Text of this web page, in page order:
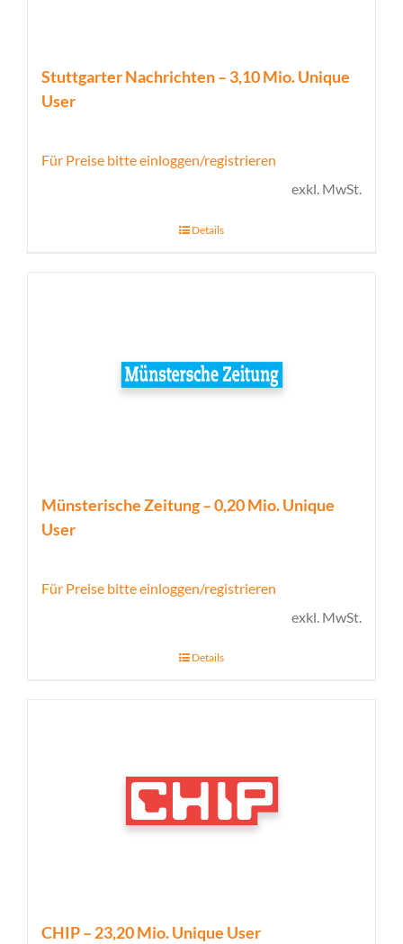
Stuttgarter Nachrichten – 3,10 Mio. Unique
User
Für Preise bitte einloggen/registrieren
exkl. MwSt.
Details
Münsterische Zeitung – 0,20 Mio. Unique
User
Für Preise bitte einloggen/registrieren
exkl. MwSt.
Details
CHIP – 23,20 Mio. Unique User